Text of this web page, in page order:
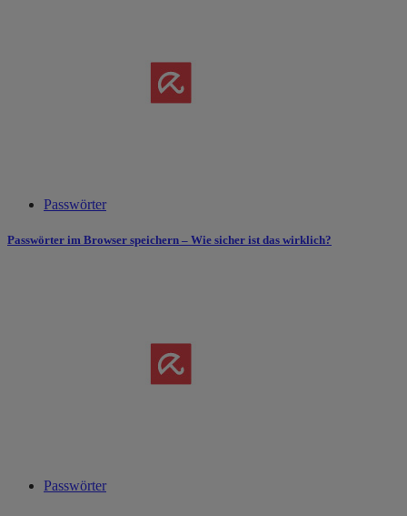
Passwörter
Passwörter im Browser speichern – Wie sicher ist das wirklich?
Passwörter